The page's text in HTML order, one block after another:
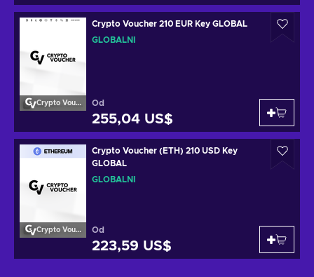
Crypto Voucher
Crypto Voucher 210 EUR Key GLOBAL
GLOBÁLNÍ
Od
255,04 US$
Crypto Voucher
Crypto Voucher (ETH) 210 USD Key
GLOBAL
GLOBÁLNÍ
Od
223,59 US$